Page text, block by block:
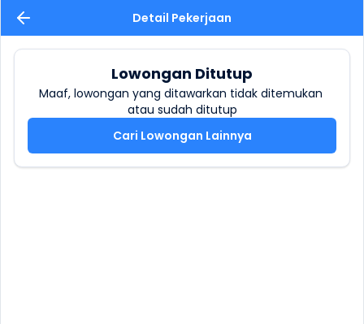
Detail Pekerjaan
Lowongan Ditutup
Maaf, lowongan yang ditawarkan tidak ditemukan
atau sudah ditutup
Cari Lowongan Lainnya